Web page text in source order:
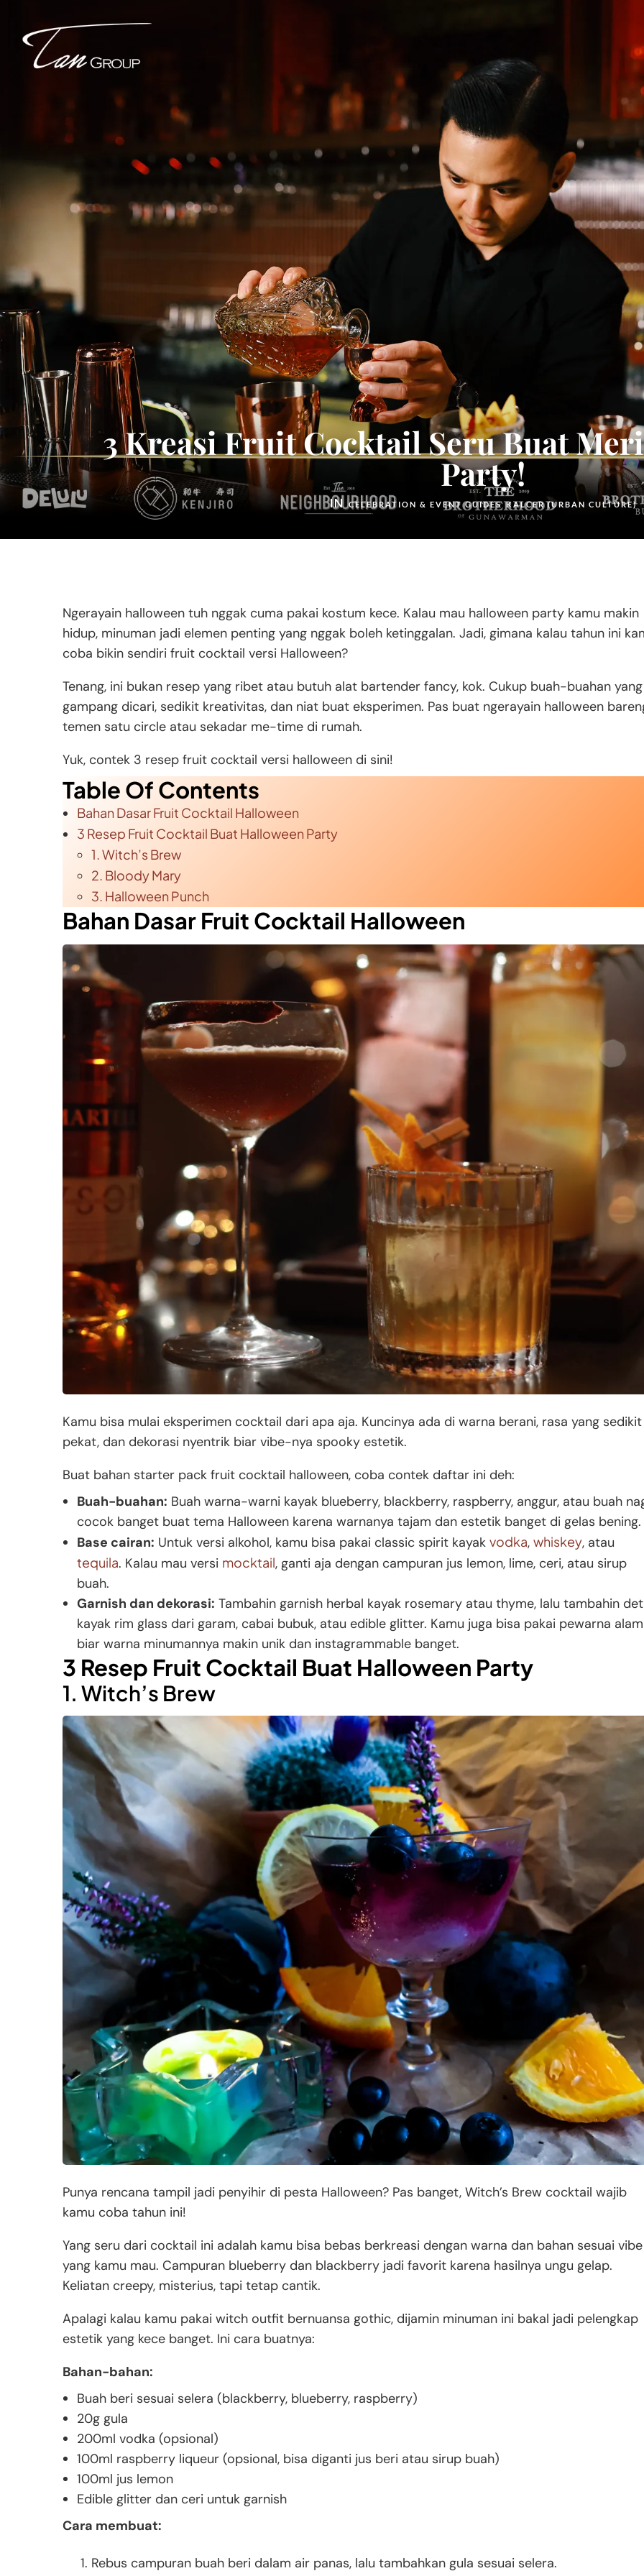
Brands
This Week’s Hottest Parties
3 Kreasi Fruit Cocktail Seru Buat
Party!
INCELEBRATION & EVENT GUIDES KALCER (URBAN CULTURE)
Ngerayain halloween tuh nggak cuma pakai kostum kece. Kalau mau halloween party kamu makin
hidup, minuman jadi elemen penting yang nggak boleh ketinggalan. Jadi, gimana kalau tahun ini
coba bikin sendiri fruit cocktail versi Halloween?
Tenang, ini bukan resep yang ribet atau butuh alat bartender fancy, kok. Cukup buah-buahan yang
gampang dicari, sedikit kreativitas, dan niat buat eksperimen. Pas buat ngerayain halloween
temen satu circle atau sekadar me-time di rumah.
Yuk, contek 3 resep fruit cocktail versi halloween di sini!
Table Of Contents
Bahan Dasar Fruit Cocktail Halloween
3 Resep Fruit Cocktail Buat Halloween Party
1. Witch’s Brew
2. Bloody Mary
3. Halloween Punch
Bahan Dasar Fruit Cocktail Halloween
Kamu bisa mulai eksperimen cocktail dari apa aja. Kuncinya ada di warna berani, rasa yang sedikit
pekat, dan dekorasi nyentrik biar vibe-nya spooky estetik.
Buat bahan starter pack fruit cocktail halloween, coba contek daftar ini deh:
Buah-buahan: Buah warna-warni kayak blueberry, blackberry, raspberry, anggur, atau buah
cocok banget buat tema Halloween karena warnanya tajam dan estetik banget di gelas bening.
Base cairan: Untuk versi alkohol, kamu bisa pakai classic spirit kayak vodka, whiskey, atau
tequila. Kalau mau versi mocktail, ganti aja dengan campuran jus lemon, lime, ceri, atau sirup
buah.
Garnish dan dekorasi: Tambahin garnish herbal kayak rosemary atau thyme, lalu tambahin
kayak rim glass dari garam, cabai bubuk, atau edible glitter. Kamu juga bisa pakai pewarna
biar warna minumannya makin unik dan instagrammable banget.
3 Resep Fruit Cocktail Buat Halloween Party
1. Witch’s Brew
Punya rencana tampil jadi penyihir di pesta Halloween? Pas banget, Witch’s Brew cocktail wajib
kamu coba tahun ini!
Yang seru dari cocktail ini adalah kamu bisa bebas berkreasi dengan warna dan bahan sesuai vibe
yang kamu mau. Campuran blueberry dan blackberry jadi favorit karena hasilnya ungu gelap.
Keliatan creepy, misterius, tapi tetap cantik.
Apalagi kalau kamu pakai witch outfit bernuansa gothic, dijamin minuman ini bakal jadi pelengkap
estetik yang kece banget. Ini cara buatnya:
Bahan-bahan:
Buah beri sesuai selera (blackberry, blueberry, raspberry)
20g gula
200ml vodka (opsional)
100ml raspberry liqueur (opsional, bisa diganti jus beri atau sirup buah)
100ml jus lemon
Edible glitter dan ceri untuk garnish
Cara membuat:
Rebus campuran buah beri dalam air panas, lalu tambahkan gula sesuai selera.